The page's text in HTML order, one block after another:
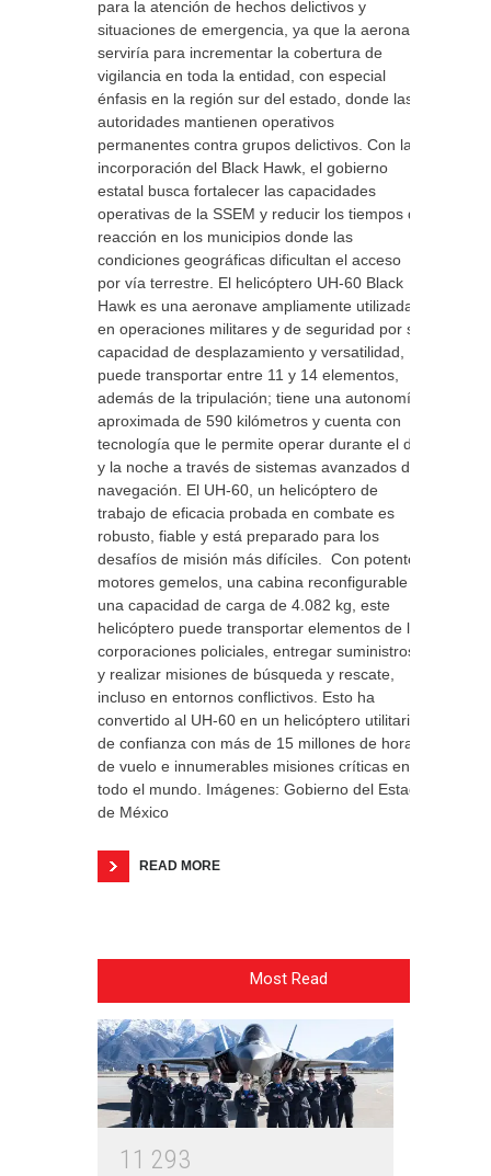
para la atención de hechos delictivos y
situaciones de emergencia, ya que la aeronave
serviría para incrementar la cobertura de
vigilancia en toda la entidad, con especial
énfasis en la región sur del estado, donde las
autoridades mantienen operativos
permanentes contra grupos delictivos. Con la
incorporación del Black Hawk, el gobierno
estatal busca fortalecer las capacidades
operativas de la SSEM y reducir los tiempos de
reacción en los municipios donde las
condiciones geográficas dificultan el acceso
por vía terrestre. El helicóptero UH-60 Black
Hawk es una aeronave ampliamente utilizada
en operaciones militares y de seguridad por su
capacidad de desplazamiento y versatilidad,
puede transportar entre 11 y 14 elementos,
además de la tripulación; tiene una autonomía
aproximada de 590 kilómetros y cuenta con
tecnología que le permite operar durante el día
y la noche a través de sistemas avanzados de
navegación. El UH-60, un helicóptero de
trabajo de eficacia probada en combate es
robusto, fiable y está preparado para los
desafíos de misión más difíciles. Con potentes
motores gemelos, una cabina reconfigurable y
una capacidad de carga de 4.082 kg, este
helicóptero puede transportar elementos de las
corporaciones policiales, entregar suministros
y realizar misiones de búsqueda y rescate,
incluso en entornos conflictivos. Esto ha
convertido al UH-60 en un helicóptero utilitario
de confianza con más de 15 millones de horas
de vuelo e innumerables misiones críticas en
todo el mundo. Imágenes: Gobierno del Estado
de México
READ MORE
Most Read
1 1 293